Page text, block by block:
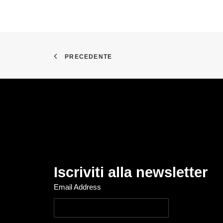
PRECEDENTE
Iscriviti alla newsletter
Email Address